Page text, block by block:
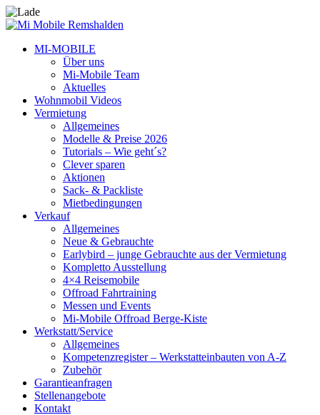
MI-MOBILE
Über uns
Mi-Mobile Team
Aktuelles
Wohnmobil Videos
Vermietung
Allgemeines
Modelle & Preise 2026
Tutorials – Wie geht´s?
Clever sparen
Aktionen
Sack- & Packliste
Mietbedingungen
Verkauf
Allgemeines
Neue & Gebrauchte
Earlybird – junge Gebrauchte aus der Vermietung
Kompletto Ausstellung
4×4 Reisemobile
Offroad Fahrtraining
Messen und Events
Mi-Mobile Offroad Berge-Kiste
Werkstatt/Service
Allgemeines
Kompetenzregister – Werkstatteinbauten von A-Z
Zubehör
Garantieanfragen
Stellenangebote
Kontakt